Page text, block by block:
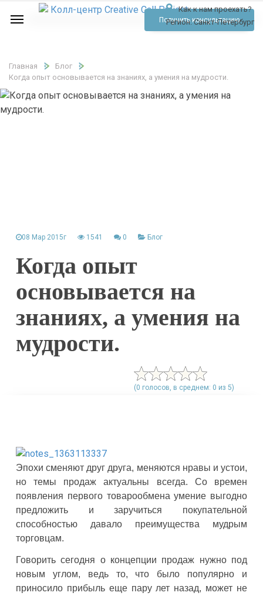
Как к нам проехать?
Регион:Санкт-Петербург
Отзывы
Получить консультацию
Главная
Блог
Когда опыт основывается на знаниях, а умения на мудрости.
08 Мар 2015г 1541 0 Блог
Когда опыт
основывается на
знаниях, а умения на
мудрости.
(0 голосов, в среднем: 0 из 5)
Эпохи сменяют друг друга, меняются нравы и устои,
но темы продаж актуальны всегда. Со времен
появления первого товарообмена умение выгодно
предложить и заручиться покупательной
способностью давало преимущества мудрым
торговцам.
Говорить сегодня о концепции продаж нужно под
новым углом, ведь то, что было популярно и
приносило прибыль еще пару лет назад, может не